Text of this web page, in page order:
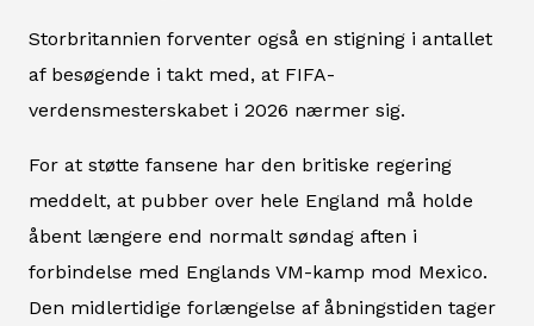
Storbritannien forventer også en stigning i antallet
af besøgende i takt med, at FIFA-
verdensmesterskabet i 2026 nærmer sig.
For at støtte fansene har den britiske regering
meddelt, at pubber over hele England må holde
åbent længere end normalt søndag aften i
forbindelse med Englands VM-kamp mod Mexico.
Den midlertidige forlængelse af åbningstiden tager